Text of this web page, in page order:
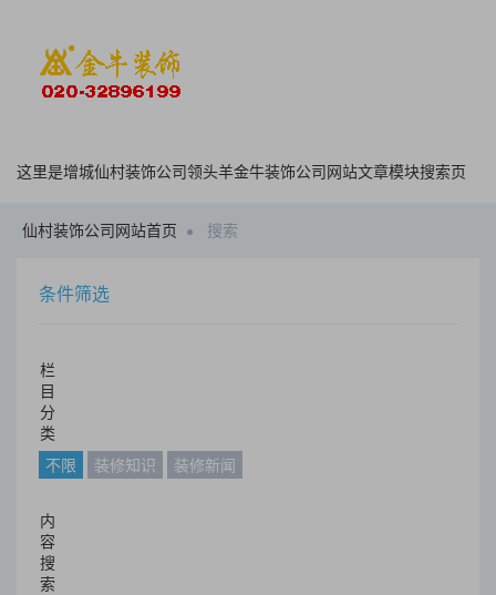
这里是增城仙村装饰公司领头羊金牛装饰公司网站文章模块搜索页
仙村装饰公司网站首页 搜索
条件筛选
栏
目
分
类
不限
装修知识 装修新闻
内
容
搜
索